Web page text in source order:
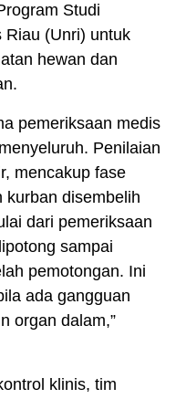
Studi
Riau (Unri) untuk
hewan dan
pemeriksaan medis
Penilaian
mencakup fase
kurban disembelih
dari pemeriksaan
sampai
pemotongan. Ini
ada gangguan
organ dalam,”
klinis, tim